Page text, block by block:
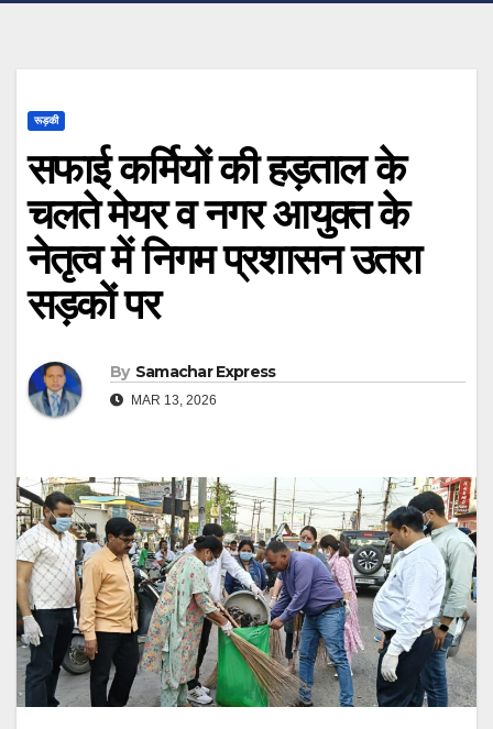
रूड़की
सफाई कर्मियों की हड़ताल के
चलते मेयर व नगर आयुक्त के
नेतृत्व में निगम प्रशासन उतरा
सड़कों पर
By Samachar Express
MAR 13, 2026